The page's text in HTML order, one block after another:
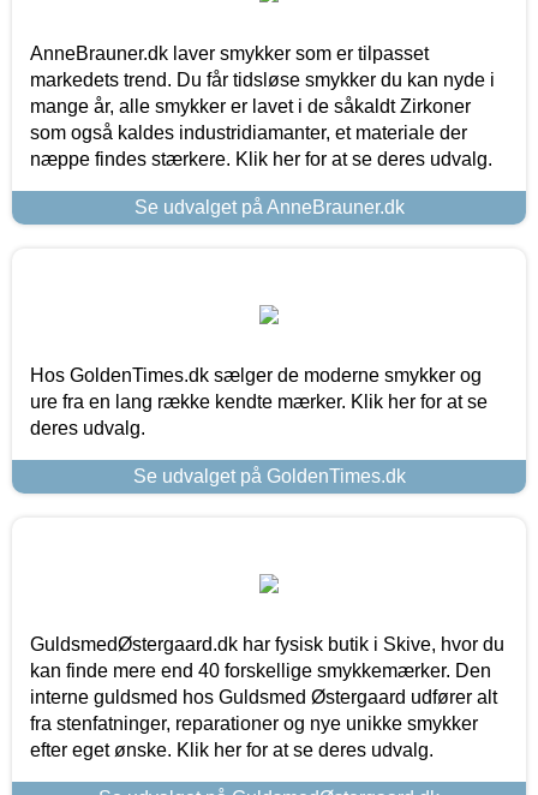
AnneBrauner.dk laver smykker som er tilpasset
markedets trend. Du får tidsløse smykker du kan nyde i
mange år, alle smykker er lavet i de såkaldt Zirkoner
som også kaldes industridiamanter, et materiale der
næppe findes stærkere. Klik her for at se deres udvalg.
Se udvalget på AnneBrauner.dk
Hos GoldenTimes.dk sælger de moderne smykker og
ure fra en lang række kendte mærker. Klik her for at se
deres udvalg.
Se udvalget på GoldenTimes.dk
GuldsmedØstergaard.dk har fysisk butik i Skive, hvor du
kan finde mere end 40 forskellige smykkemærker. Den
interne guldsmed hos Guldsmed Østergaard udfører alt
fra stenfatninger, reparationer og nye unikke smykker
efter eget ønske. Klik her for at se deres udvalg.